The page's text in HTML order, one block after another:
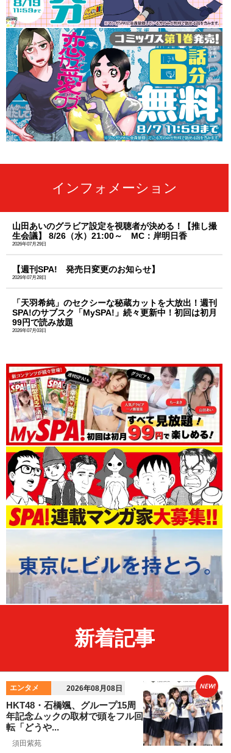
インフォメーション
山田あいのグラビア設定を視聴者が決める！【推し撮
生会議】 8/26（水）21:00～ MC：岸明日香
2026年07月29日
【週刊SPA! 発売日変更のお知らせ】
2026年07月28日
「天羽希純」のセクシーな秘蔵カットを大放出！週刊
SPA!のサブスク「MySPA!」続々更新中！初回は初月
99円で読み放題
2026年07月03日
新着記事
エンタメ 2026年08月08日
HKT48・石橋颯、グループ15周
年記念ムックの取材で頭をフル回
転「どうや...
須田紫苑
NEW!